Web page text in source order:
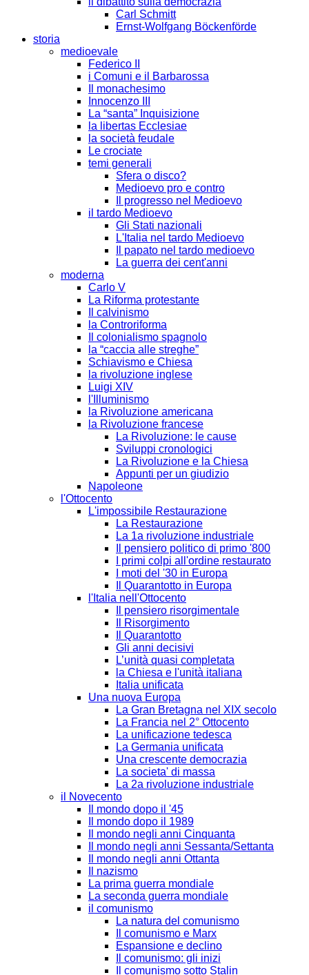
Carl Schmitt
Ernst-Wolfgang Böckenförde
storia
medioevale
Federico II
i Comuni e il Barbarossa
Il monachesimo
Innocenzo III
La “santa” Inquisizione
la libertas Ecclesiae
la società feudale
Le crociate
temi generali
Sfera o disco?
Medioevo pro e contro
Il progresso nel Medioevo
il tardo Medioevo
Gli Stati nazionali
L'Italia nel tardo Medioevo
Il papato nel tardo medioevo
La guerra dei cent'anni
moderna
Carlo V
La Riforma protestante
Il calvinismo
la Controriforma
Il colonialismo spagnolo
la “caccia alle streghe”
Schiavismo e Chiesa
la rivoluzione inglese
Luigi XIV
l'Illuminismo
la Rivoluzione americana
la Rivoluzione francese
La Rivoluzione: le cause
Sviluppi cronologici
La Rivoluzione e la Chiesa
Appunti per un giudizio
Napoleone
l'Ottocento
L'impossibile Restaurazione
La Restaurazione
La 1a rivoluzione industriale
Il pensiero politico di primo '800
I primi colpi all'ordine restaurato
I moti del '30 in Europa
Il Quarantotto in Europa
l'Italia nell'Ottocento
Il pensiero risorgimentale
Il Risorgimento
Il Quarantotto
Gli anni decisivi
L’unità quasi completata
la Chiesa e l'unità italiana
Italia unificata
Una nuova Europa
La Gran Bretagna nel XIX secolo
La Francia nel 2° Ottocento
La unificazione tedesca
La Germania unificata
Una crescente democrazia
La societa' di massa
La 2a rivoluzione industriale
il Novecento
Il mondo dopo il '45
Il mondo dopo il 1989
Il mondo negli anni Cinquanta
Il mondo negli anni Sessanta/Settanta
Il mondo negli anni Ottanta
Il nazismo
La prima guerra mondiale
La seconda guerra mondiale
il comunismo
La natura del comunismo
Il comunismo e Marx
Espansione e declino
Il comunismo: gli inizi
Il comunismo sotto Stalin